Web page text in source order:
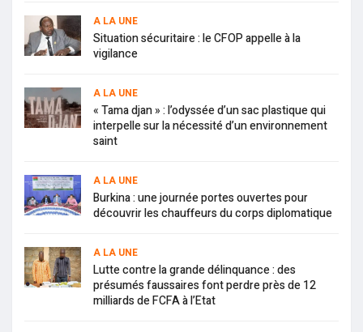
A LA UNE
Situation sécuritaire : le CFOP appelle à la
vigilance
A LA UNE
« Tama djan » : l’odyssée d’un sac plastique qui
interpelle sur la nécessité d’un environnement
saint
A LA UNE
Burkina : une journée portes ouvertes pour
découvrir les chauffeurs du corps diplomatique
A LA UNE
Lutte contre la grande délinquance : des
présumés faussaires font perdre près de 12
milliards de FCFA à l’Etat